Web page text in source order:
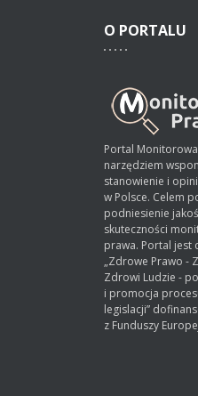
O PORTALU
Portal
narzędziem
stanowienie i
w Polsce. Celem
podniesienie
skuteczności
prawa. Portal jest
„Zdrowe Prawo -
Zdrowi Ludzie -
i promocja
legislacji”
z Funduszy